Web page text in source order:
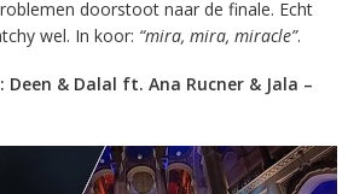
doorstoot naar de finale. Echt
wel. In koor: “mira, mira, miracle”.
Deen & Dalal ft. Ana Rucner & Jala –